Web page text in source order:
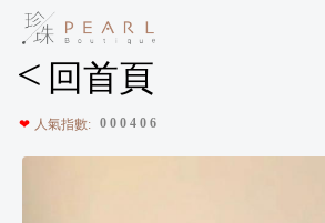
< 回首頁
❤ 人氣指數: 0 0 0 4 0 6